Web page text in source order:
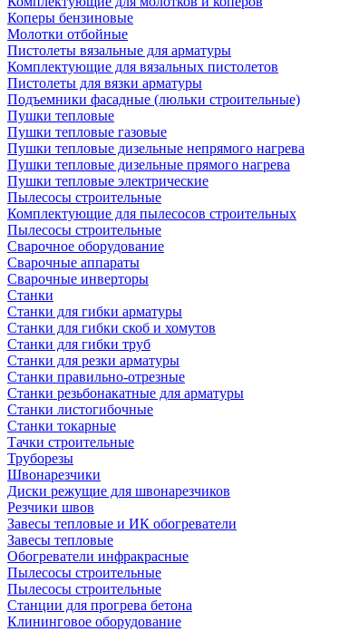
Коперы бензиновые
Молотки отбойные
Пистолеты вязальные для арматуры
Комплектующие для вязальных пистолетов
Пистолеты для вязки арматуры
Подъемники фасадные (люльки строительные)
Пушки тепловые
Пушки тепловые газовые
Пушки тепловые дизельные непрямого нагрева
Пушки тепловые дизельные прямого нагрева
Пушки тепловые электрические
Пылесосы строительные
Комплектующие для пылесосов строительных
Пылесосы строительные
Сварочное оборудование
Сварочные аппараты
Сварочные инверторы
Станки
Станки для гибки арматуры
Станки для гибки скоб и хомутов
Станки для гибки труб
Станки для резки арматуры
Станки правильно-отрезные
Станки резьбонакатные для арматуры
Станки листогибочные
Станки токарные
Тачки строительные
Труборезы
Швонарезчики
Диски режущие для швонарезчиков
Резчики швов
Завесы тепловые и ИК обогреватели
Завесы тепловые
Обогреватели инфракрасные
Пылесосы строительные
Пылесосы строительные
Станции для прогрева бетона
Клининговое оборудование